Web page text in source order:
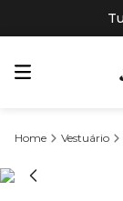
Vestuário